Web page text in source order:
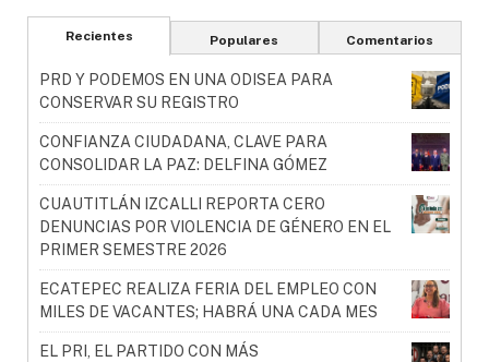
Recientes Populares Comentarios
PRD Y PODEMOS EN UNA ODISEA PARA
CONSERVAR SU REGISTRO
CONFIANZA CIUDADANA, CLAVE PARA
CONSOLIDAR LA PAZ: DELFINA GÓMEZ
CUAUTITLÁN IZCALLI REPORTA CERO
DENUNCIAS POR VIOLENCIA DE GÉNERO EN EL
PRIMER SEMESTRE 2026
ECATEPEC REALIZA FERIA DEL EMPLEO CON
MILES DE VACANTES; HABRÁ UNA CADA MES
EL PRI, EL PARTIDO CON MÁS